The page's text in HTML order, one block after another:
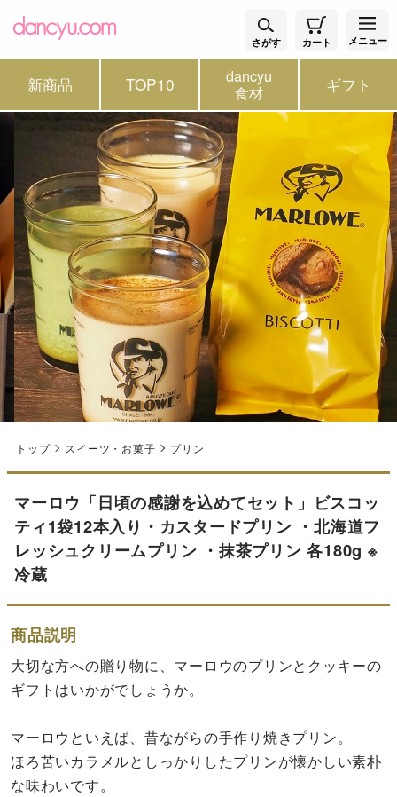
さがす カート メニュー
新商品 TOP10 dancyu
食材 ギフト
トップ スイーツ・お菓子 プリン
マーロウ「日頃の感謝を込めてセット」ビスコッ
ティ1袋12本入り・カスタードプリン ・北海道フ
レッシュクリームプリン ・抹茶プリン 各180g ※
冷蔵
商品説明
大切な方への贈り物に、マーロウのプリンとクッキーの
ギフトはいかがでしょうか。
マーロウといえば、昔ながらの手作り焼きプリン。
ほろ苦いカラメルとしっかりしたプリンが懐かしい素朴
な味わいです。